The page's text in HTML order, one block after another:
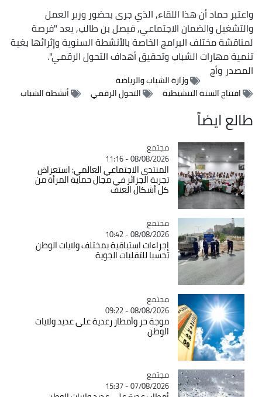
واعتبر حماد أن هذا اللقاء, الذي جرى بحضور وزير العمل
والتشغيل والضمان الاجتماعي, فيصل بن طالب, يعد "فرصة
لمناقشة مختلف البرامج الخاصة بالأنشطة السنوية وإثرائها بغية
تنمية مهارات الشباب وتحقيق أهداف التحول الرقمي".
المصدروأج
وزارة الشباب والرياضة
افتتاح السنة التنشيطية
التحول الرقمي أنشطة الشباب
طالع ايضاً
Catégorie
مجتمع
08/08/2026 - 11:16
المنتدى الاجتماعي العالمي: استعراض
تجربة الجزائر في مجال حماية المرأة من
كل أشكال العنف
Catégorie
مجتمع
08/08/2026 - 10:42
إجراءات استباقية بمختلف ولايات الوطن
تحسبا للتقلبات الجوية
Catégorie
مجتمع
08/08/2026 - 09:22
موجة حر وأمطار رعدية على عديد ولايات
الوطن
Catégorie
مجتمع
07/08/2026 - 15:37